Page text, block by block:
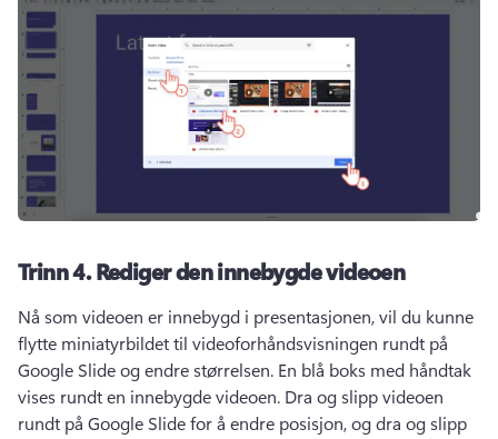
Trinn 4.Rediger den innebygde videoen
Nå som videoen er innebygd i presentasjonen, vil du kunne
flytte miniatyrbildet til videoforhåndsvisningen rundt på
Google Slide og endre størrelsen. En blå boks med håndtak
vises rundt en innebygde videoen. Dra og slipp videoen
rundt på Google Slide for å endre posisjon, og dra og slipp